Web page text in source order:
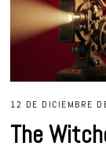
12 DE DICIEMBRE
The